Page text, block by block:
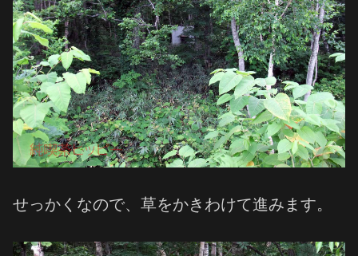
せっかくなので、草をかきわけて進みます。